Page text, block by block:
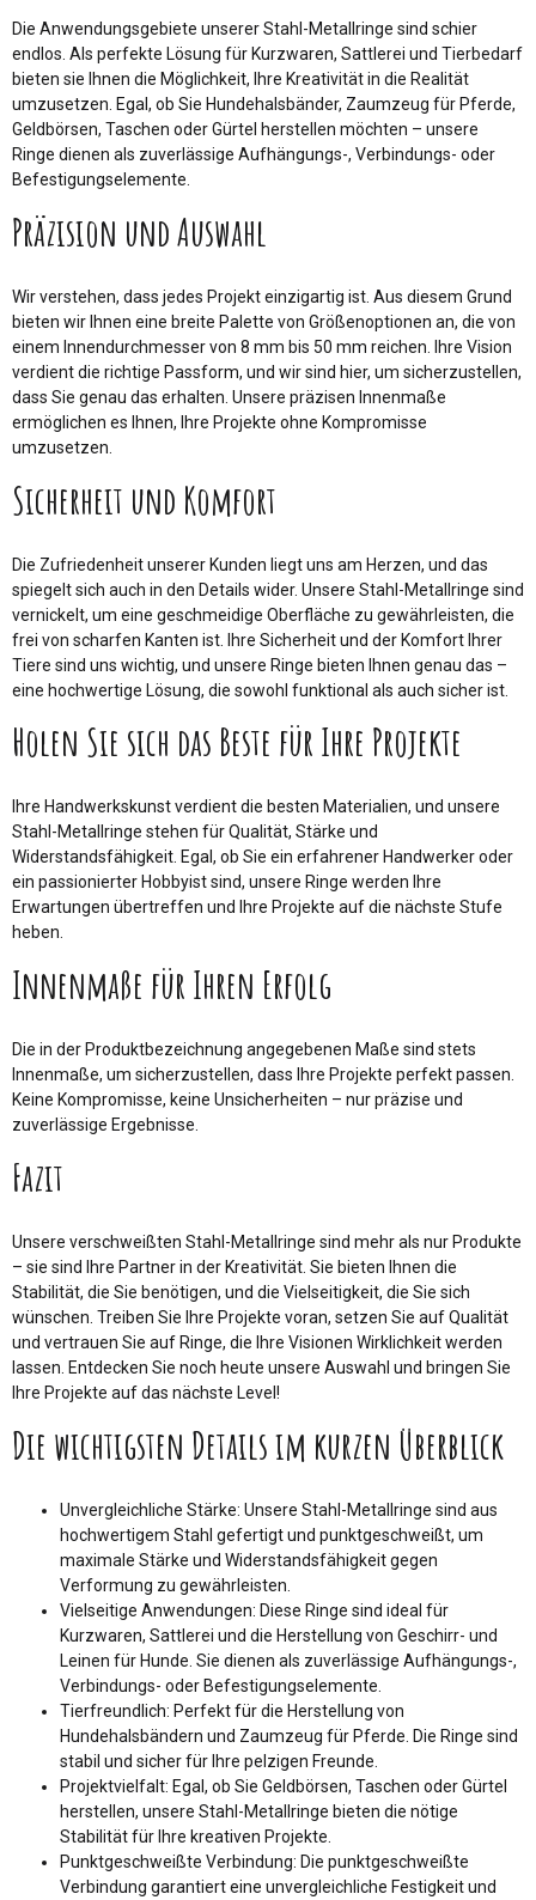
Die Anwendungsgebiete unserer Stahl-Metallringe sind schier
endlos. Als perfekte Lösung für Kurzwaren, Sattlerei und Tierbedarf
bieten sie Ihnen die Möglichkeit, Ihre Kreativität in die Realität
umzusetzen. Egal, ob Sie Hundehalsbänder, Zaumzeug für Pferde,
Geldbörsen, Taschen oder Gürtel herstellen möchten – unsere
Ringe dienen als zuverlässige Aufhängungs-, Verbindungs- oder
Befestigungselemente.
Präzision und Auswahl
Wir verstehen, dass jedes Projekt einzigartig ist. Aus diesem Grund
bieten wir Ihnen eine breite Palette von Größenoptionen an, die von
einem Innendurchmesser von 8 mm bis 50 mm reichen. Ihre Vision
verdient die richtige Passform, und wir sind hier, um sicherzustellen,
dass Sie genau das erhalten. Unsere präzisen Innenmaße
ermöglichen es Ihnen, Ihre Projekte ohne Kompromisse
umzusetzen.
Sicherheit und Komfort
Die Zufriedenheit unserer Kunden liegt uns am Herzen, und das
spiegelt sich auch in den Details wider. Unsere Stahl-Metallringe sind
vernickelt, um eine geschmeidige Oberfläche zu gewährleisten, die
frei von scharfen Kanten ist. Ihre Sicherheit und der Komfort Ihrer
Tiere sind uns wichtig, und unsere Ringe bieten Ihnen genau das –
eine hochwertige Lösung, die sowohl funktional als auch sicher ist.
Holen Sie sich das Beste für Ihre Projekte
Ihre Handwerkskunst verdient die besten Materialien, und unsere
Stahl-Metallringe stehen für Qualität, Stärke und
Widerstandsfähigkeit. Egal, ob Sie ein erfahrener Handwerker oder
ein passionierter Hobbyist sind, unsere Ringe werden Ihre
Erwartungen übertreffen und Ihre Projekte auf die nächste Stufe
heben.
Innenmaße für Ihren Erfolg
Die in der Produktbezeichnung angegebenen Maße sind stets
Innenmaße, um sicherzustellen, dass Ihre Projekte perfekt passen.
Keine Kompromisse, keine Unsicherheiten – nur präzise und
zuverlässige Ergebnisse.
Fazit
Unsere verschweißten Stahl-Metallringe sind mehr als nur Produkte
– sie sind Ihre Partner in der Kreativität. Sie bieten Ihnen die
Stabilität, die Sie benötigen, und die Vielseitigkeit, die Sie sich
wünschen. Treiben Sie Ihre Projekte voran, setzen Sie auf Qualität
und vertrauen Sie auf Ringe, die Ihre Visionen Wirklichkeit werden
lassen. Entdecken Sie noch heute unsere Auswahl und bringen Sie
Ihre Projekte auf das nächste Level!
Die wichtigsten Details im kurzen Überblick
Unvergleichliche Stärke: Unsere Stahl-Metallringe sind aus
hochwertigem Stahl gefertigt und punktgeschweißt, um
maximale Stärke und Widerstandsfähigkeit gegen
Verformung zu gewährleisten.
Vielseitige Anwendungen: Diese Ringe sind ideal für
Kurzwaren, Sattlerei und die Herstellung von Geschirr- und
Leinen für Hunde. Sie dienen als zuverlässige Aufhängungs-,
Verbindungs- oder Befestigungselemente.
Tierfreundlich: Perfekt für die Herstellung von
Hundehalsbändern und Zaumzeug für Pferde. Die Ringe sind
stabil und sicher für Ihre pelzigen Freunde.
Projektvielfalt: Egal, ob Sie Geldbörsen, Taschen oder Gürtel
herstellen, unsere Stahl-Metallringe bieten die nötige
Stabilität für Ihre kreativen Projekte.
Punktgeschweißte Verbindung: Die punktgeschweißte
Verbindung garantiert eine unvergleichliche Festigkeit und